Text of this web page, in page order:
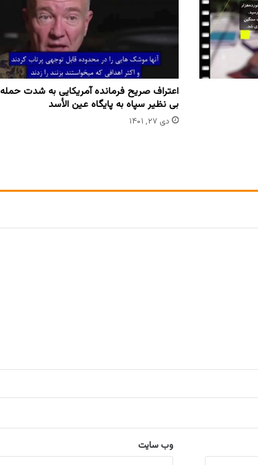
اعتراف صریح فرمانده آمریکایی به شدت حمله
بی نظیر سپاه به پایگاه عین الأسد
دی ۲۷, ۱۴۰۱
وب‌ سایت